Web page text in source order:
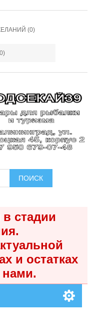
(0)
ПОИСК
стадии
и остатках
нами.